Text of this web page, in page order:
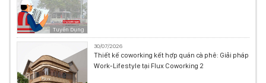
Tuyển Dụng
30/07/2026
Thiết kế coworking kết hợp quán cà phê: Giải pháp
Work-Lifestyle tại Flux Coworking 2